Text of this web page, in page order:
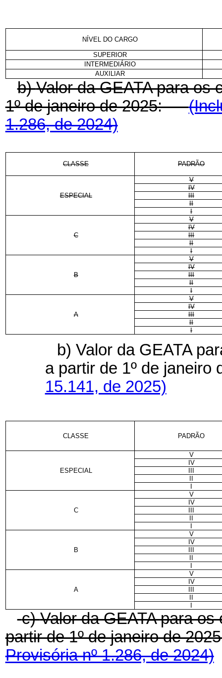
NÍVEL DO CARGO
SUPERIOR
INTERMEDIÁRIO
AUXILIAR
b)Valor da GEATA para os
1º de janeiro de 2025:
1.286, de 2024)
CLASSE PADRÃO
ESPECIAL
V
IV
III
II
I
C
V
IV
III
II
I
B
V
IV
III
II
I
A
V
IV
III
II
I
b) Valor da GEATA
a partir de 1º de
15.141, de 2025)
CLASSE PADRÃO
ESPECIAL
V
IV
C
V
IV
B
V
IV
A
V
IV
c)Valor da GEATA para
partir de 1º de janeiro de
Provisória nº 1.286, de 2024)